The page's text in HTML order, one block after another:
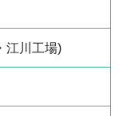
江川工場)